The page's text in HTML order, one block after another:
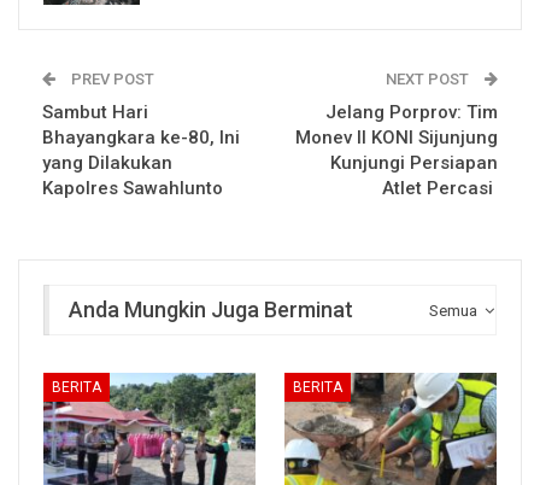
PREV POST
Sambut Hari
Bhayangkara ke-80, Ini
yang Dilakukan
Kapolres Sawahlunto
NEXT POST
Jelang Porprov: Tim
Monev II KONI Sijunjung
Kunjungi Persiapan
Atlet Percasi
Semua
Anda Mungkin Juga Berminat
BERITA BERITA